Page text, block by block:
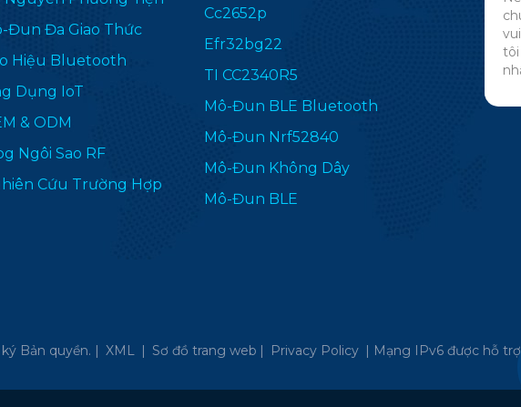
Đun Đa Giao Thức
Hiệu Bluetooth
Dụng IoT
& ODM
Ngôi Sao RF
Cứu Trường Hợp
Cc2652p
Efr32bg22
TI CC2340R5
Mô-Đun BLE Bluetooth
Mô-Đun Nrf52840
Mô-Đun Không Dây
Mô-Đun BLE
Bản quyền. | XML | Sơ đồ trang web | Privacy Policy | Mạng IPv6 được hỗ trợ